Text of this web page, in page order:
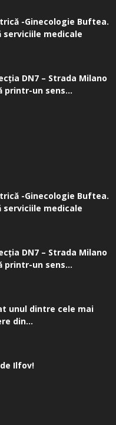
-Ginecologie Buftea.
serviciile medicale
DN7 – Strada Milano
printr-un sens...
-Ginecologie Buftea.
serviciile medicale
DN7 – Strada Milano
printr-un sens...
unul dintre cele mai
din...
Ilfov!